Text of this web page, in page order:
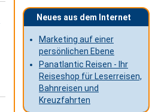
Neues aus dem Internet
Marketing auf einer
persönlichen Ebene
Panatlantic Reisen - Ihr
Reiseshop für Leserreisen,
Bahnreisen und
Kreuzfahrten